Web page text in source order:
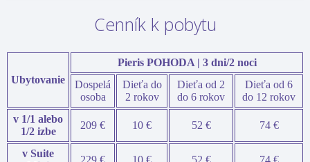
Cenník k pobytu
Ubytovanie
Pieris POHODA | 3 dni/2 noci
Dospelá
osoba
Dieťa do
2 rokov
Dieťa od 2
do 6 rokov
Dieťa od 6
do 12 rokov
v 1/1 alebo
1/2 izbe
209 € 10 € 52 € 74 €
v Suite